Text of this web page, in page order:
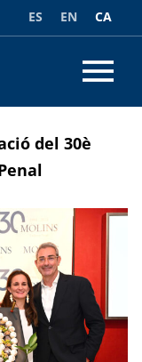
CA
EN
ES
del 30è